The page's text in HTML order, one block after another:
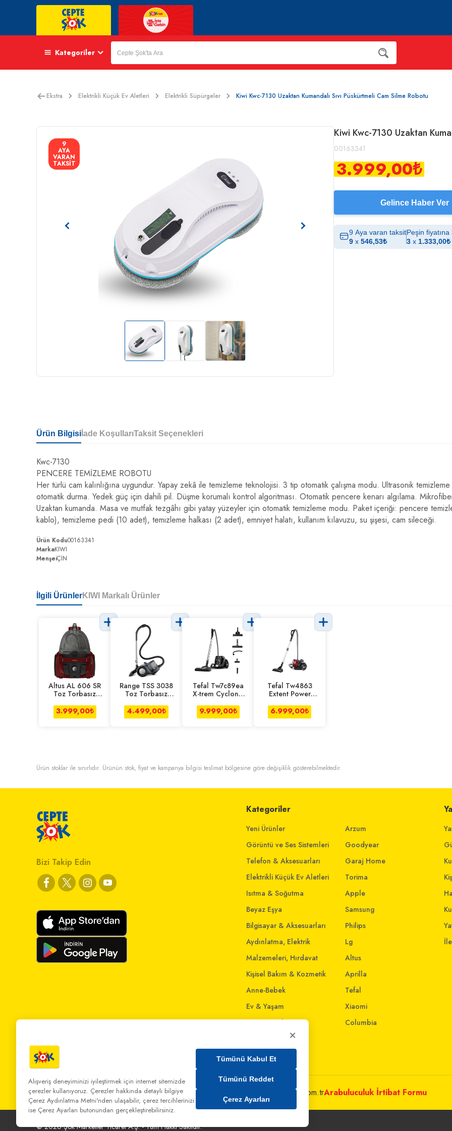
Kategoriler
Ekstra Elektrikli Küçük Ev Aletleri Elektrikli Süpürgeler Kiwi Kwc-7130 Uzaktan Kumandalı Sıvı Püskürtmeli Cam Silme Robotu
9
AYA
VARAN
TAKSİT
Kiwi Kwc-7130 Uzaktan
00163341
3.999,00₺
Gelince Haber Ver
9 Aya varan taksit
9 x 546,53₺
Peşin
3 x 1.333,00₺
Ürün Bilgisi İade KoşullarıTaksit Seçenekleri
Kwc-7130
PENCERE TEMİZLEME ROBOTU
Her türlü cam kalınlığına uygundur. Yapay zekâ ile temizleme teknolojisi. 3 tip otomatik çalışma modu. Ultrasonik temizleme
otomatik durma. Yedek güç için dahili pil. Düşme korumalı kontrol algoritması. Otomatik pencere kenarı algılama.
Uzaktan kumanda. Masa ve mutfak tezgâhı gibi yatay yüzeyler için otomatik temizleme modu. Paket içeriği: pencere
kablo), temizleme pedi (10 adet), temizleme halkası (2 adet), emniyet halatı, kullanım kılavuzu, su şişesi, cam sileceği.
Ürün Kodu00163341
MarkaKIWI
MenşeiÇİN
İlgili ÜrünlerKIWI Markalı Ürünler
Altus AL 606 SR
Toz Torbasız
Süpürge
3.999,00₺
Range TSS 3038
Toz Torbasız
4.499,00₺
Tefal Tw7c89ea
X-trem Cyclonic
9.999,00₺
Tefal Tw4863
Extent Power
Süpürge Kırmızı
6.999,00₺
Ürün stoklar ile sınırlıdır. Ürünün stok, fiyat ve kampanya bilgisi teslimat bölgesine göre değişiklik gösterebilmektedir.
Bizi Takip Edin
Kategoriler
Yeni Ürünler
Görüntü ve Ses Sistemleri
Telefon & Aksesuarları
Elektrikli Küçük Ev Aletleri
Isıtma & Soğutma
Beyaz Eşya
Bilgisayar & Aksesuarları
Aydınlatma, Elektrik
Malzemeleri, Hırdavat
Kişisel Bakım & Kozmetik
Anne-Bebek
Ev & Yaşam
Giyim ve Aksesuar
Ev İnterneti
Arzum
Goodyear
Garaj Home
Torima
Apple
Samsung
Philips
Lg
Altus
Aprilla
Tefal
Xiaomi
Columbia
Bizi Arayın:0 850 808 00 00Bize Yazın: musterihizmetleri@mim.sokmarket.com.trArabuluculuk İrtibat Formu
©2026Şok Marketler Ticaret A.Ş. - Tüm Hakkı Saklıdır.
×
Alışveriş deneyiminizi iyileştirmek için internet sitemizde
çerezler kullanıyoruz. Çerezler hakkında detaylı bilgiye
Çerez Aydınlatma Metni'nden ulaşabilir, çerez tercihlerinizi
ise Çerez Ayarları butonundan gerçekleştirebilirsiniz.
Tümünü Kabul Et
Tümünü Reddet
Çerez Ayarları